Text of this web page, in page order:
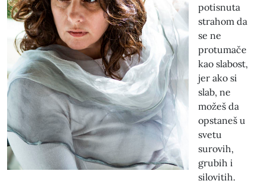
potisnuta
strahom da
se ne
protumače
kao slabost,
jer ako si
slab, ne
možeš da
opstaneš u
svetu
surovih,
grubih i
silovitih.